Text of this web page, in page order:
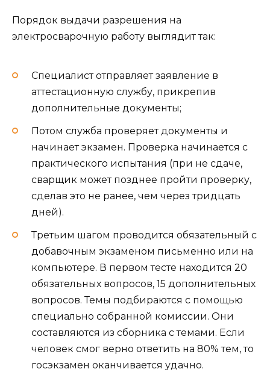
Порядок выдачи разрешения на
электросварочную работу выглядит так:
Специалист отправляет заявление в
аттестационную службу, прикрепив
дополнительные документы;
Потом служба проверяет документы и
начинает экзамен. Проверка начинается с
практического испытания (при не сдаче,
сварщик может позднее пройти проверку,
сделав это не ранее, чем через тридцать
дней).
Третьим шагом проводится обязательный с
добавочным экзаменом письменно или на
компьютере. В первом тесте находится 20
обязательных вопросов, 15 дополнительных
вопросов. Темы подбираются с помощью
специально собранной комиссии. Они
составляются из сборника с темами. Если
человек смог верно ответить на 80% тем, то
госэкзамен оканчивается удачно.